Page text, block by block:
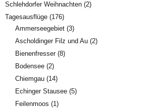
Schlehdorfer Weihnachten (2)
Tagesausflüge (176)
Ammerseegebiet (3)
Ascholdinger Filz und Au (2)
Bienenfresser(8)
Bodensee (2)
Chiemgau (14)
Echinger Stausee (5)
Feilenmoos (1)